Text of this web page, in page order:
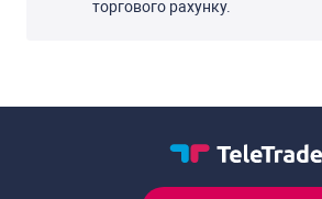
торгового рахунку.